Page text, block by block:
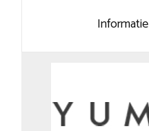
Informatie